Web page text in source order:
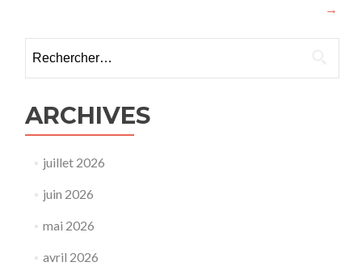
l’article
→
ARCHIVES
juillet 2026
juin 2026
mai 2026
avril 2026